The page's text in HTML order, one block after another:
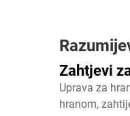
Zahtjevi
Uprava za
hranom,